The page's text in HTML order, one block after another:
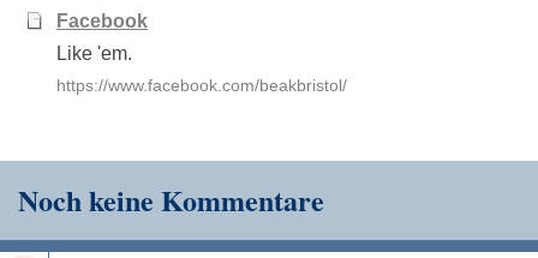
Facebook
Like 'em.
https://www.facebook.com/beakbristol/
Noch keine Kommentare